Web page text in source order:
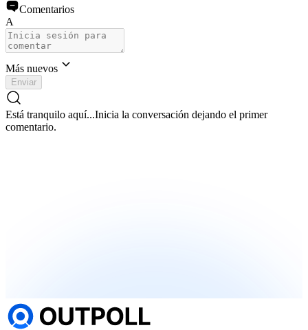
Comentarios
A
Más nuevos
Enviar
Está tranquilo aquí...Inicia la conversación dejando el primer
comentario.